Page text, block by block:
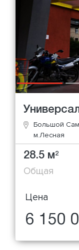
Большой
м.Лесная
28.5 м2
Общая
Цена
6 150